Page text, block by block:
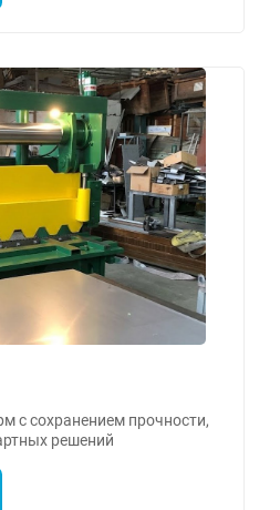
с сохранением прочности,
решений